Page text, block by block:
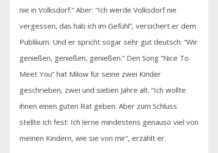
nie in Volksdorf.” Aber: “Ich werde Volksdorf nie
vergessen, das hab ich im Gefühl”, versichert er dem
Publikum. Und er spricht sogar sehr gut deutsch: “Wir
genießen, genießen, genießen.” Den Song “Nice To
Meet You” hat Milow für seine zwei Kinder
geschrieben, zwei und sieben Jahre alt. “Ich wollte
ihnen einen guten Rat geben. Aber zum Schluss
stellte ich fest: Ich lerne mindestens genauso viel von
meinen Kindern, wie sie von mir”, erzählt er.